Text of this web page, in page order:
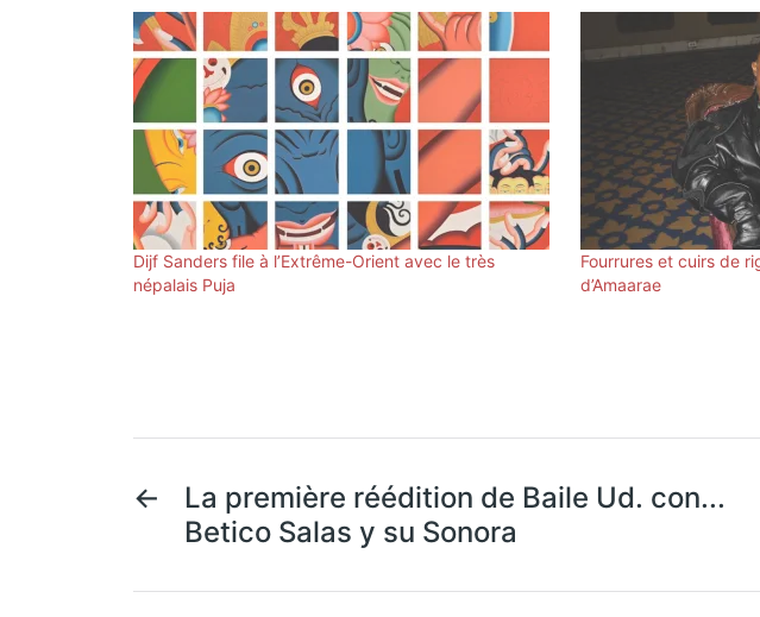
Dijf Sanders file à l’Extrême-Orient avec le très
népalais Puja
Fourrures et cuirs de
d’Amaarae
←
La première réédition de Baile Ud. con​.​.​.
Betico Salas y su Sonora